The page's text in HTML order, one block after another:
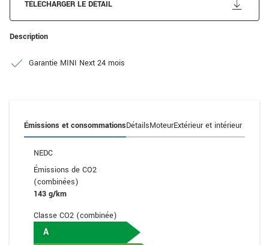
TÉLÉCHARGER LE DÉTAIL
Description
Garantie MINI Next 24 mois
Émissions et consommationsDétailsMoteurExtérieur et intérieur
NEDC
Émissions de CO2
(combinées)
143 g/km
Classe CO2 (combinée)
A